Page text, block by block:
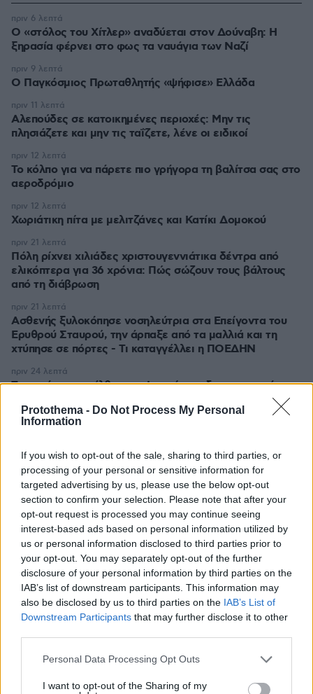
Protothema - Do Not Process My Personal
Information
If you wish to opt-out of the sale, sharing to third parties, or
processing of your personal or sensitive information for
targeted advertising by us, please use the below opt-out
section to confirm your selection. Please note that after your
opt-out request is processed you may continue seeing
interest-based ads based on personal information utilized by
us or personal information disclosed to third parties prior to
your opt-out. You may separately opt-out of the further
disclosure of your personal information by third parties on the
IAB’s list of downstream participants. This information may
also be disclosed by us to third parties on the IAB’s List of
Downstream Participants that may further disclose it to other
Please note that this website/app uses one or more Google
not limited to your visit or usage behaviour. You may click to
Personal Data Processing Opt Outs
I want to opt-out of the Sharing of my
Ο «στόλος του Χίτλερ» αναδύεται στον Δούναβη: Η
ξηρασία φέρνει στο φως τα ναυάγια των Ναζί
πριν 6 λεπτά
Ο Παγκόσμιος Πρωταθλητής «ψήφισε» Ελλάδα
πριν 9 λεπτά
Αλεπούδες σε κατοικημένες περιοχές: Μην τις
πλησιάζετε και μην τις ταΐζετε, λένε οι ειδικοί
πριν 11 λεπτά
Το κόλπο για να πάρετε πιο γρήγορα τη βαλίτσα σας στο
αεροδρόμιο
πριν 12 λεπτά
Χωριάτικη πίτα με μελιτζάνες και Κατίκι Δομοκού
πριν 12 λεπτά
Πόλη ρίχνει χιλιάδες χριστουγεννιάτικα δέντρα από
ελικόπτερα για 36 χρόνια: Πώς σώζουν τους βάλτους
από τη διάβρωση
πριν 21 λεπτά
Ασθενής ξυλοκόπησε νοσηλεύτρια στα Επείγοντα του
Ερυθρού Σταυρού, την άρπαξε από τα μαλλιά και τη
χτύπησε σε πόρτες - Τι καταγγέλλει η ΠΟΕΔΗΝ
πριν 21 λεπτά
Το φυτό που εισήλθε στην Ισπανία ως διακοσμητικό τη
δεκαετία του '50: Τώρα, «καταβροχθίζει» τους δρόμους
της χώρας
πριν 24 λεπτά
Το ελληνικό βιβλίο που προτείνει η Dua Lipa
Νεαρός Παλαιστίνιος κλείδωσε ανήλικη στο σπίτι του
στα Χανιά, την έσωσαν οι φωνές της
πριν 34 λεπτά
ΔΕΙΤΕ ΟΛΕΣ ΤΙΣ ΕΙΔΗΣΕΙΣ
ΤΑ ΠΙΟ ΔΗΜΟΦΙΛΗ